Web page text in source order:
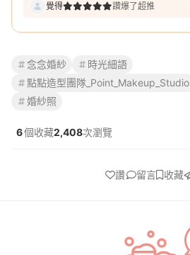
覺得 讚爆了超推
念念婚紗
時光細語
點點造型團隊_Point_Makeup_Studio
婚紗照
6個收藏2,408次瀏覽
讚 留言 收藏